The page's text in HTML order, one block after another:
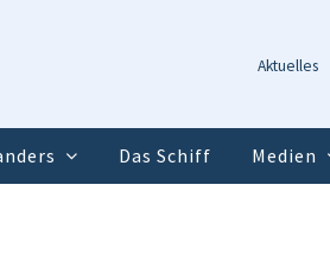
Aktuelles
Das Schiff Medien